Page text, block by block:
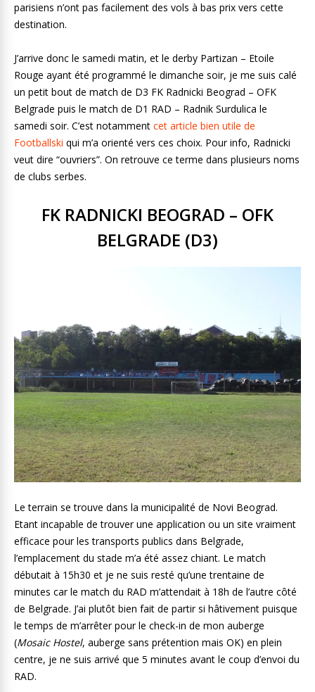
parisiens n’ont pas facilement des vols à bas prix vers cette
destination.
J’arrive donc le samedi matin, et le derby Partizan – Etoile
Rouge ayant été programmé le dimanche soir, je me suis calé
un petit bout de match de D3 FK Radnicki Beograd – OFK
Belgrade puis le match de D1 RAD – Radnik Surdulica le
samedi soir. C’est notamment cet article bien utile de
Footballski qui m’a orienté vers ces choix. Pour info, Radnicki
veut dire “ouvriers”. On retrouve ce terme dans plusieurs noms
de clubs serbes.
FK RADNICKI BEOGRAD – OFK
BELGRADE (D3)
Le terrain se trouve dans la municipalité de Novi Beograd.
Etant incapable de trouver une application ou un site vraiment
efficace pour les transports publics dans Belgrade,
l’emplacement du stade m’a été assez chiant. Le match
débutait à 15h30 et je ne suis resté qu’une trentaine de
minutes car le match du RAD m’attendait à 18h de l’autre côté
de Belgrade. J’ai plutôt bien fait de partir si hâtivement puisque
le temps de m’arrêter pour le check-in de mon auberge
(Mosaic Hostel, auberge sans prétention mais OK) en plein
centre, je ne suis arrivé que 5 minutes avant le coup d’envoi du
RAD.